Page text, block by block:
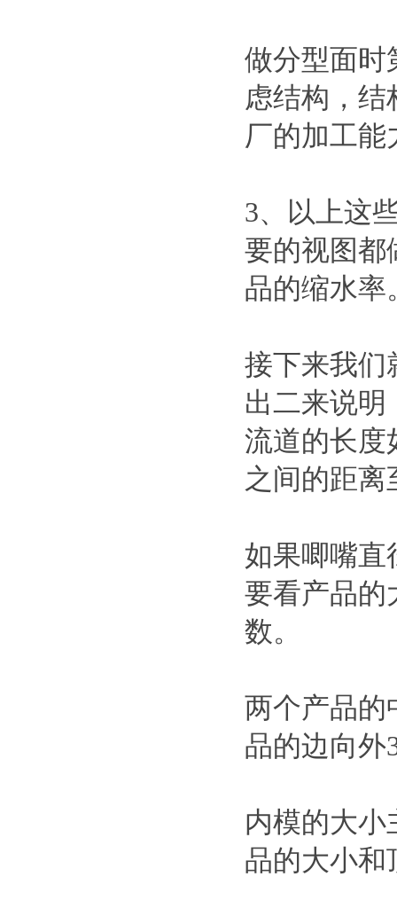
做分型面时
虑结构，
厂的加工
3、以上这
要的视图都
品的缩水率
接下来我们
出二来说明
流道的长度
之间的距
如果唧嘴直
要看产品的
数。
两个产品的
品的边向外
内模的大小
品的大小和